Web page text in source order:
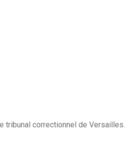
tribunal correctionnel de Versailles.